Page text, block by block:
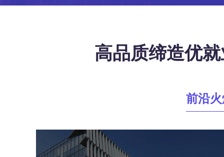
高品质缔造优
前沿